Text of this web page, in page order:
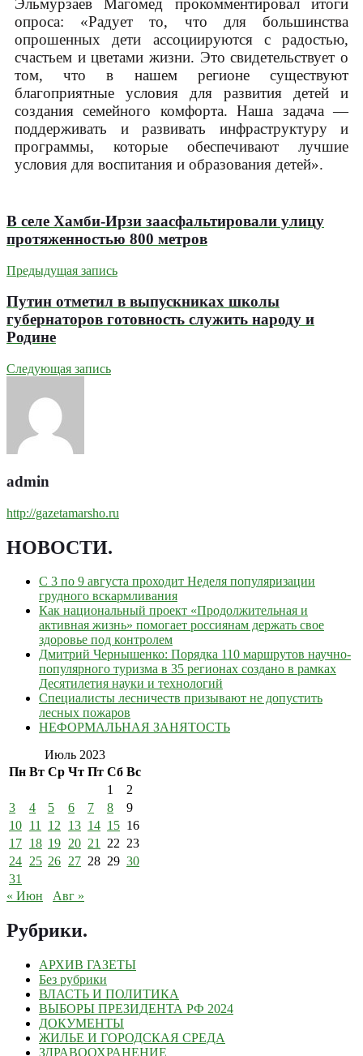
Эльмурзаев Магомед прокомментировал итоги
опроса: «Радует то, что для большинства
опрошенных дети ассоциируются с радостью,
счастьем и цветами жизни. Это свидетельствует о
том, что в нашем регионе существуют
благоприятные условия для развития детей и
создания семейного комфорта. Наша задача —
поддерживать и развивать инфраструктуру и
программы, которые обеспечивают лучшие
условия для воспитания и образования детей».
В селе Хамби-Ирзи заасфальтировали улицу
протяженностью 800 метров
Предыдущая запись
Путин отметил в выпускниках школы
губернаторов готовность служить народу и
Родине
Следующая запись
admin
http://gazetamarsho.ru
НОВОСТИ.
С 3 по 9 августа проходит Неделя популяризации
грудного вскармливания
Как национальный проект «Продолжительная и
активная жизнь» помогает россиянам держать свое
здоровье под контролем
Дмитрий Чернышенко: Порядка 110 маршрутов научно-
популярного туризма в 35 регионах создано в рамках
Десятилетия науки и технологий
Специалисты лесничеств призывают не допустить
лесных пожаров
НЕФОРМАЛЬНАЯ ЗАНЯТОСТЬ
Июль 2023
Пн Вт Ср Чт Пт Сб Вс
1
2
3
4 5 6 7 8
9
10 11 12 13 14 15 16
17 18 19 20 21 22 23
24 25 26 27 28 29 30
31
« Июн
Авг »
Рубрики.
АРХИВ ГАЗЕТЫ
Без рубрики
ВЛАСТЬ И ПОЛИТИКА
ВЫБОРЫ ПРЕЗИДЕНТА РФ 2024
ДОКУМЕНТЫ
ЖИЛЬЕ И ГОРОДСКАЯ СРЕДА
ЗДРАВООХРАНЕНИЕ